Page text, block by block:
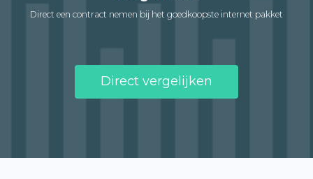
Direct een contract nemen bij het goedkoopste internet pakket
Direct vergelijken